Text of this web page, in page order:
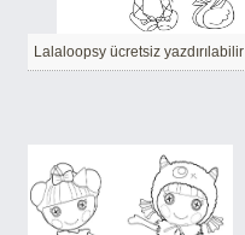
Lalaloopsy ücretsiz yazdırılabilir